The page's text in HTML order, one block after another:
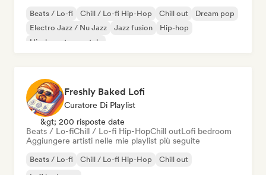
Beats / Lo-fi Chill / Lo-fi Hip-Hop Chill out
Dream pop
Electro Jazz / Nu Jazz
Jazz fusion
Hip-hop
Hip-hop strumentale
Freshly Baked Lofi
Curatore Di Playlist
&gt; 200 risposte date
Beats / Lo-fiChill / Lo-fi Hip-HopChill outLofi bedroom
Aggiungere artisti nelle mie playlist più seguite
Beats / Lo-fi Chill / Lo-fi Hip-Hop
Chill out